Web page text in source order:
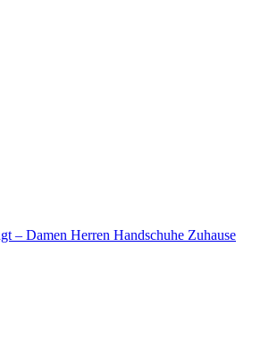
– Damen Herren Handschuhe Zuhause